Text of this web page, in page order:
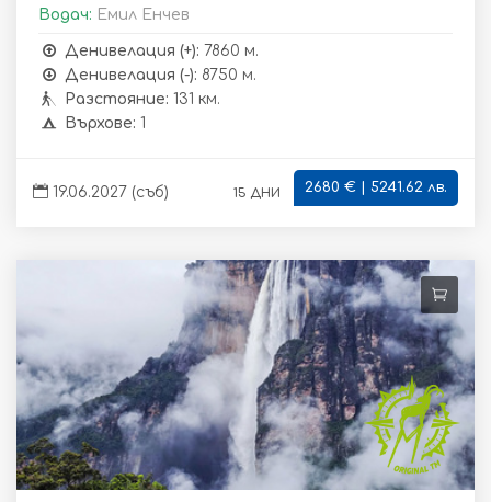
Водач: Емил Енчев
Денивелация (+): 7860 м.
Денивелация (-): 8750 м.
Разстояние: 131 км.
Върхове: 1
19.06.2027 (съб) 15 дни 2680 € | 5241.62 лв.